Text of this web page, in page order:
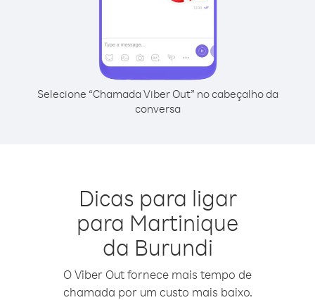
Selecione “Chamada Viber Out” no cabeçalho da
conversa
Dicas para ligar
para Martinique
da Burundi
O Viber Out fornece mais tempo de
chamada por um custo mais baixo.